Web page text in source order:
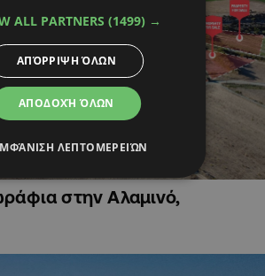
στην Αλαμινό,
ALL PARTNERS (1499) →
ΑΠΟΔΟΧΉ ΌΛΩΝ
ΑΠΌΡΡΙΨΗ ΌΛΩΝ
ΛΕΠΤΟΜΕΡΕΙΏΝ